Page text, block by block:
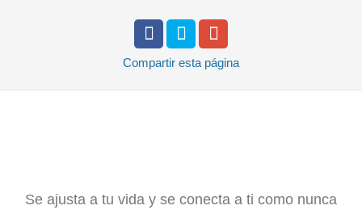
Compartir esta página
Se ajusta a tu vida y se conecta a ti como nunca